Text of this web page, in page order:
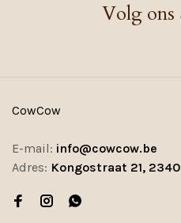
Volg ons
CowCow
E-mail: info@cowcow.be
Adres: Kongostraat 21,